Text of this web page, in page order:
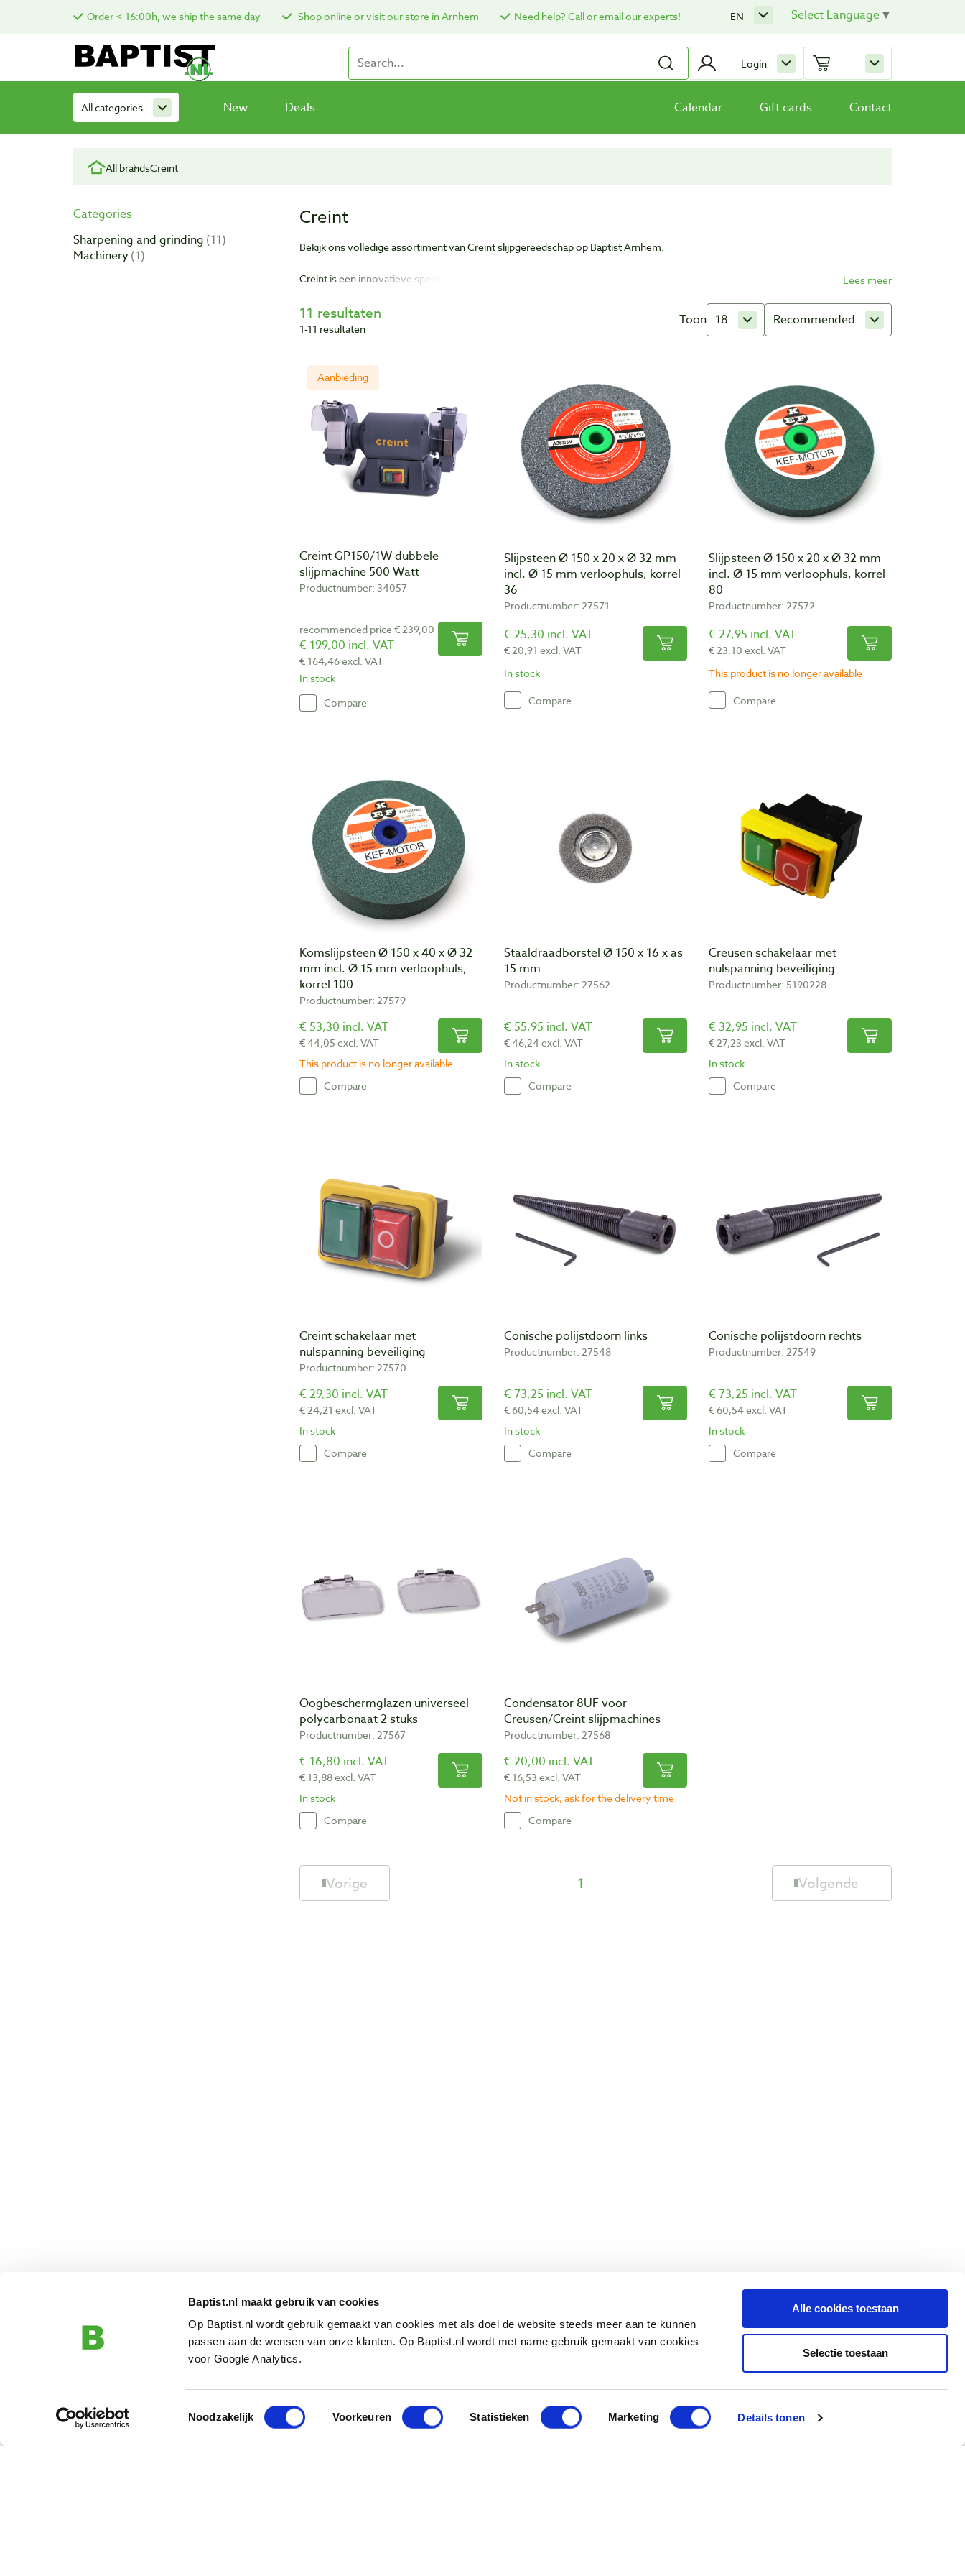
Baptist.nl maakt gebruik van cookies
Op Baptist.nl wordt gebruik gemaakt van cookies met als doel de website steeds meer aan te kunnen
passen aan de wensen van onze klanten. Op Baptist.nl wordt met name gebruik gemaakt van cookies
voor Google Analytics.
Toestemmingsselectie
Noodzakelijk
Voorkeuren Statistieken Marketing Details tonen
Alle cookies toestaan
Selectie toestaan
Order < 16:00h, we ship the same day Shop online or visit our store in Arnhem Need help? Call or email our experts! Select Language▼
EN
Login
All categories New Deals Calendar Gift cards Contact
All brandsCreint
Categories
Sharpening and grinding 11
Machinery 1
Creint
Bekijk ons volledige assortiment van Creint slijpgereedschap op Baptist Arnhem.
Creint is een innovatieve speler in de branche van metaalbewerkersmachines met een hoog kwaliteitsgehalte. De producten zijn
11 resultaten
1-11 resultaten
Toon 18 Recommended
Aanbieding
Creint GP150/1W dubbele
slijpmachine 500 Watt
Productnumber: 34057
recommended price € 239,00
€ 199,00 incl. VAT
€ 164,46 excl. VAT
In stock
Compare
Slijpsteen Ø 150 x 20 x Ø 32 mm
incl. Ø 15 mm verloophuls, korrel
36
Productnumber: 27571
€ 25,30 incl. VAT
€ 20,91 excl. VAT
In stock
Compare
Slijpsteen Ø 150 x 20 x Ø 32 mm
incl. Ø 15 mm verloophuls, korrel
80
Productnumber: 27572
€ 27,95 incl. VAT
€ 23,10 excl. VAT
This product is no longer available
Compare
Komslijpsteen Ø 150 x 40 x Ø 32
mm incl. Ø 15 mm verloophuls,
korrel 100
Productnumber: 27579
€ 53,30 incl. VAT
€ 44,05 excl. VAT
This product is no longer available
Compare
Staaldraadborstel Ø 150 x 16 x as
15 mm
Productnumber: 27562
€ 55,95 incl. VAT
€ 46,24 excl. VAT
In stock
Compare
Creusen schakelaar met
nulspanning beveiliging
Productnumber: 5190228
€ 32,95 incl. VAT
€ 27,23 excl. VAT
In stock
Compare
Creint schakelaar met
nulspanning beveiliging
Productnumber: 27570
€ 29,30 incl. VAT
€ 24,21 excl. VAT
In stock
Compare
Conische polijstdoorn links
Productnumber: 27548
€ 73,25 incl. VAT
€ 60,54 excl. VAT
In stock
Compare
Conische polijstdoorn rechts
Productnumber: 27549
€ 73,25 incl. VAT
€ 60,54 excl. VAT
In stock
Compare
Oogbeschermglazen universeel
polycarbonaat 2 stuks
Productnumber: 27567
€ 16,80 incl. VAT
€ 13,88 excl. VAT
In stock
Compare
Condensator 8UF voor
Creusen/Creint slijpmachines
Productnumber: 27568
€ 20,00 incl. VAT
€ 16,53 excl. VAT
Not in stock, ask for the delivery time
Compare
Vorige 1 Volgende